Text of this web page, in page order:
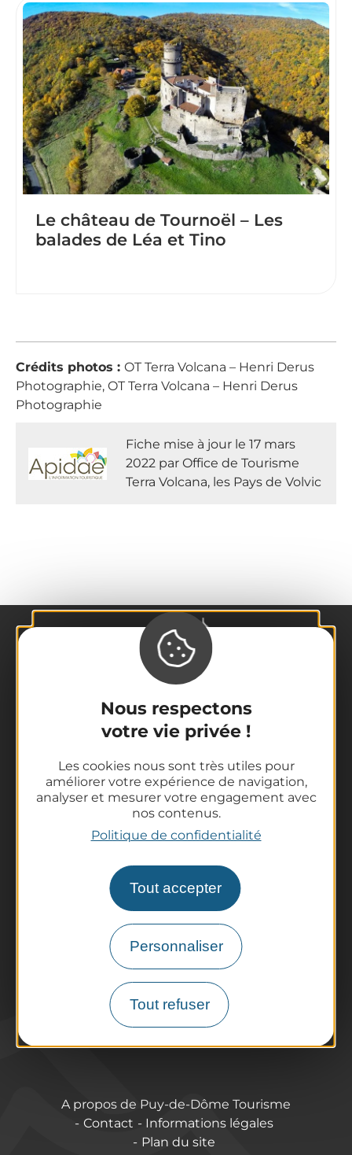
Nous respectons
votre vie privée !
Les cookies nous sont très utiles pour
améliorer votre expérience de navigation,
analyser et mesurer votre engagement avec
nos contenus.
Politique de confidentialité
Tout accepter
Personnaliser
Tout refuser
Le château de Tournoël – Les
balades de Léa et Tino
Crédits photos : OT Terra Volcana – Henri Derus
Photographie, OT Terra Volcana – Henri Derus
Photographie
Fiche mise à jour le 17 mars
2022 par Office de Tourisme
Terra Volcana, les Pays de Volvic
La destination
L'Auvergne des Volcans
Randonnées
Tout l'agenda
Préparer son voyage
Informations pratiques
Offices de Tourisme
Comment venir ?
Destination accessible
Pro / Partenaires
Qui sommes-nous ?
Espace Pro & Presse
Labels & Qualifications
A propos de Puy-de-Dôme Tourisme
Contact
Informations légales
Plan du site